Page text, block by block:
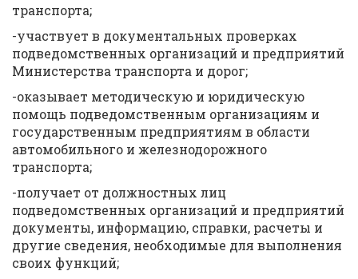
транспорта;
-участвует в документальных проверках
подведомственных организаций и предприятий
Министерства транспорта и дорог;
-оказывает методическую и юридическую
помощь подведомственным организациям и
государственным предприятиям в области
автомобильного и железнодорожного
транспорта;
-получает от должностных лиц
подведомственных организаций и предприятий
документы, информацию, справки, расчеты и
другие сведения, необходимые для выполнения
своих функций;